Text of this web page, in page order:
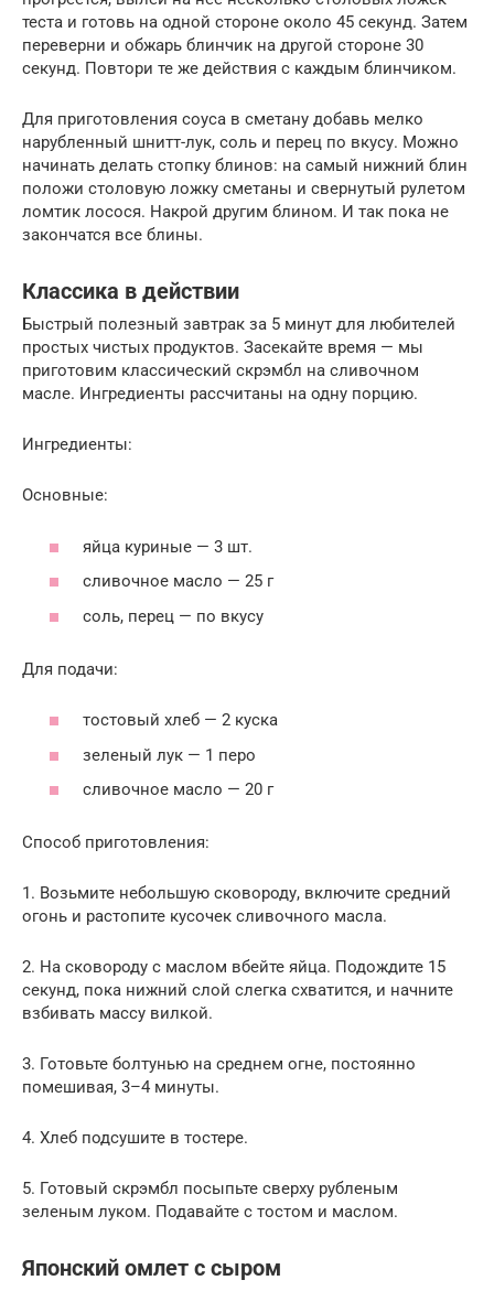
теста и готовь на одной стороне около 45 секунд. Затем
переверни и обжарь блинчик на другой стороне 30
секунд. Повтори те же действия с каждым блинчиком.
Для приготовления соуса в сметану добавь мелко
нарубленный шнитт-лук, соль и перец по вкусу. Можно
начинать делать стопку блинов: на самый нижний блин
положи столовую ложку сметаны и свернутый рулетом
ломтик лосося. Накрой другим блином. И так пока не
закончатся все блины.
Классика в действии
Быстрый полезный завтрак за 5 минут для любителей
простых чистых продуктов. Засекайте время — мы
приготовим классический скрэмбл на сливочном
масле. Ингредиенты рассчитаны на одну порцию.
Ингредиенты:
Основные:
яйца куриные — 3 шт.
сливочное масло — 25 г
соль, перец — по вкусу
Для подачи:
тостовый хлеб — 2 куска
зеленый лук — 1 перо
сливочное масло — 20 г
Способ приготовления:
1. Возьмите небольшую сковороду, включите средний
огонь и растопите кусочек сливочного масла.
2. На сковороду с маслом вбейте яйца. Подождите 15
секунд, пока нижний слой слегка схватится, и начните
взбивать массу вилкой.
3. Готовьте болтунью на среднем огне, постоянно
помешивая, 3–4 минуты.
4. Хлеб подсушите в тостере.
5. Готовый скрэмбл посыпьте сверху рубленым
зеленым луком. Подавайте с тостом и маслом.
Японский омлет с сыром